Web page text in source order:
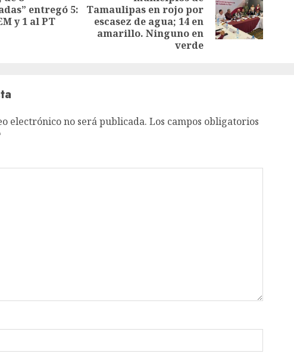
anterior:
entregó 5:
y 1 al PT
Siguiente
entrada:
Tamaulipas en rojo por
escasez de agua; 14 en
amarillo. Ninguno en
verde
electrónico no será publicada. Los campos obligatorios